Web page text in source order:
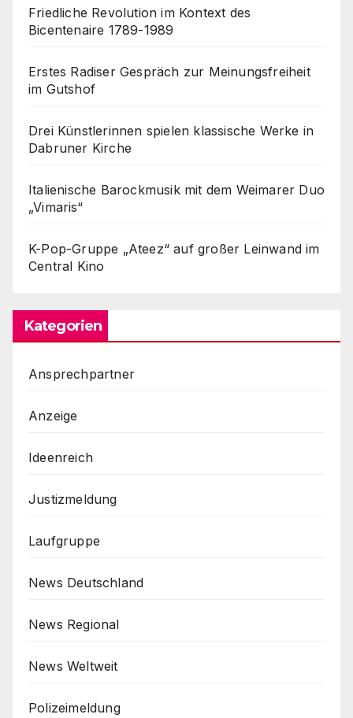
Friedliche Revolution im Kontext des
Bicentenaire 1789-1989
Erstes Radiser Gespräch zur Meinungsfreiheit
im Gutshof
Drei Künstlerinnen spielen klassische Werke in
Dabruner Kirche
Italienische Barockmusik mit dem Weimarer Duo
„Vimaris“
K-Pop-Gruppe „Ateez“ auf großer Leinwand im
Central Kino
Kategorien
Ansprechpartner
Anzeige
Ideenreich
Justizmeldung
Laufgruppe
News Deutschland
News Regional
News Weltweit
Polizeimeldung